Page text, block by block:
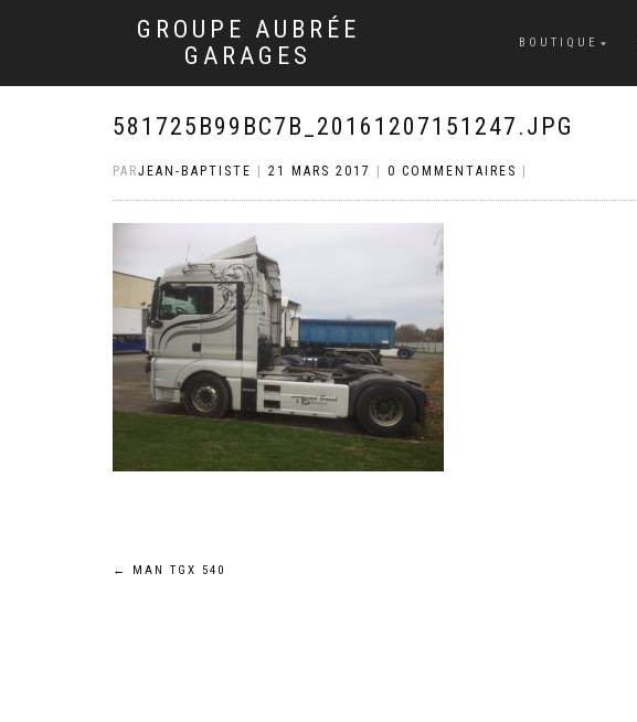
GROUPE AUBRÉE
GARAGES
BOUTIQUE
581725B99BC7B_20161207151247.JPG
PARJEAN-BAPTISTE 21 MARS 2017 0 COMMENTAIRES
Navigation
← MAN TGX 540